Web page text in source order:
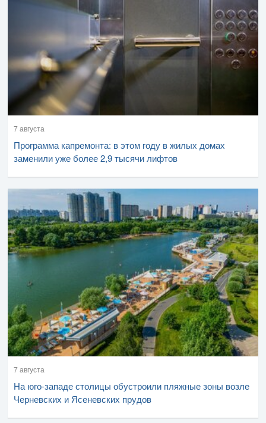
7 августа
Программа капремонта: в этом году в жилых домах
заменили уже более 2,9 тысячи лифтов
7 августа
На юго-западе столицы обустроили пляжные зоны возле
Черневских и Ясеневских прудов